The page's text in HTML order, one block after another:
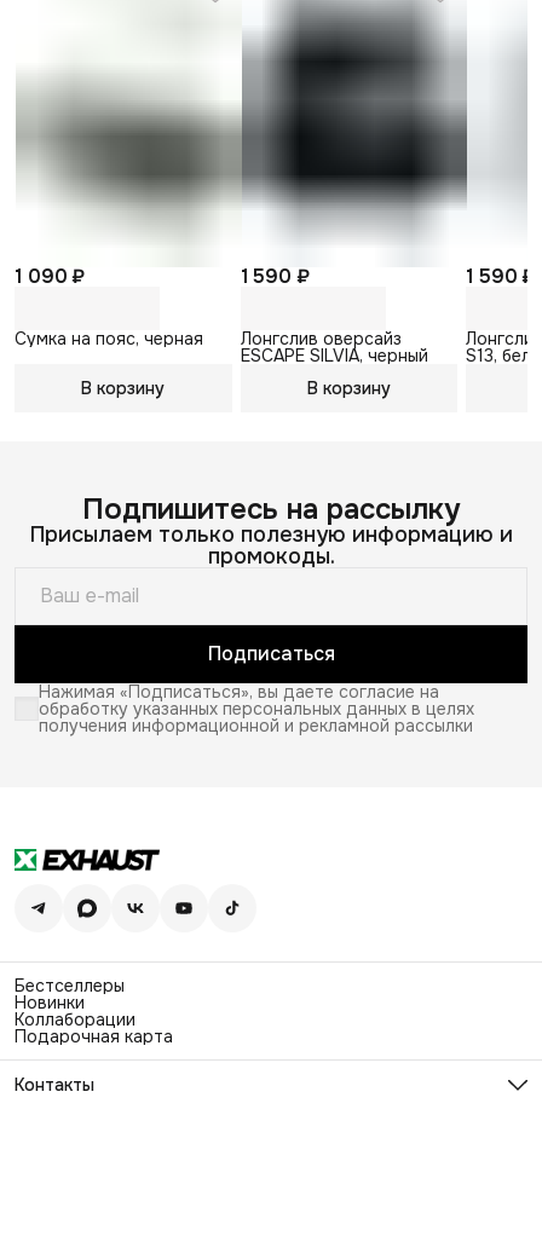
1 090 ₽
Сумка на пояс, черная
В корзину
1 590 ₽
Лонгслив оверсайз
ESCAPE SILVIA, черный
В корзину
1 590 ₽
S13,
Подпишитесь на рассылку
Присылаем только полезную информацию и
промокоды.
Подписаться
Нажимая «Подписаться», вы даете согласие на
обработку указанных персональных данных в целях
получения информационной и рекламной рассылки
Бестселлеры
Новинки
Коллаборации
Подарочная карта
Контакты